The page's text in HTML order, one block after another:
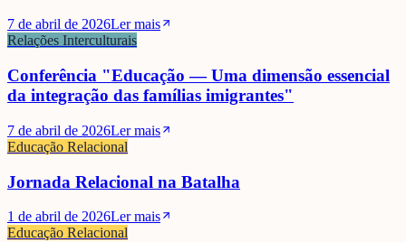
7 de abril de 2026Ler mais
Relações Interculturais
Conferência "Educação — Uma dimensão essencial
da integração das famílias imigrantes"
7 de abril de 2026Ler mais
Educação Relacional
Jornada Relacional na Batalha
1 de abril de 2026Ler mais
Educação Relacional